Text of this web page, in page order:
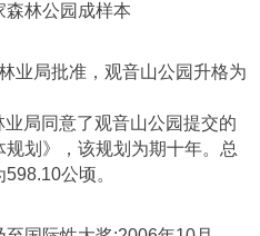
森林公园成样本
业局批准，观音山公园升格为
局同意了观音山公园提交的
划》，该规划为期十年。总
公顷。